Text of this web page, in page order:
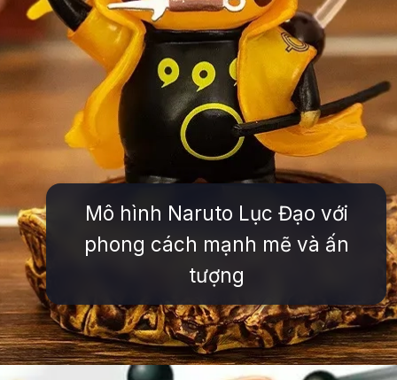
Mô hình Naruto Lục Đạo với
phong cách mạnh mẽ và ấn
tượng